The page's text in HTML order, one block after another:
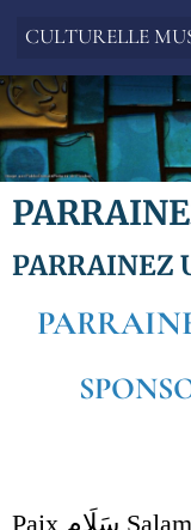
CULTURELLE
PARRAINEZ
Paix سَلَام Salam dans "l’Obéissance" de